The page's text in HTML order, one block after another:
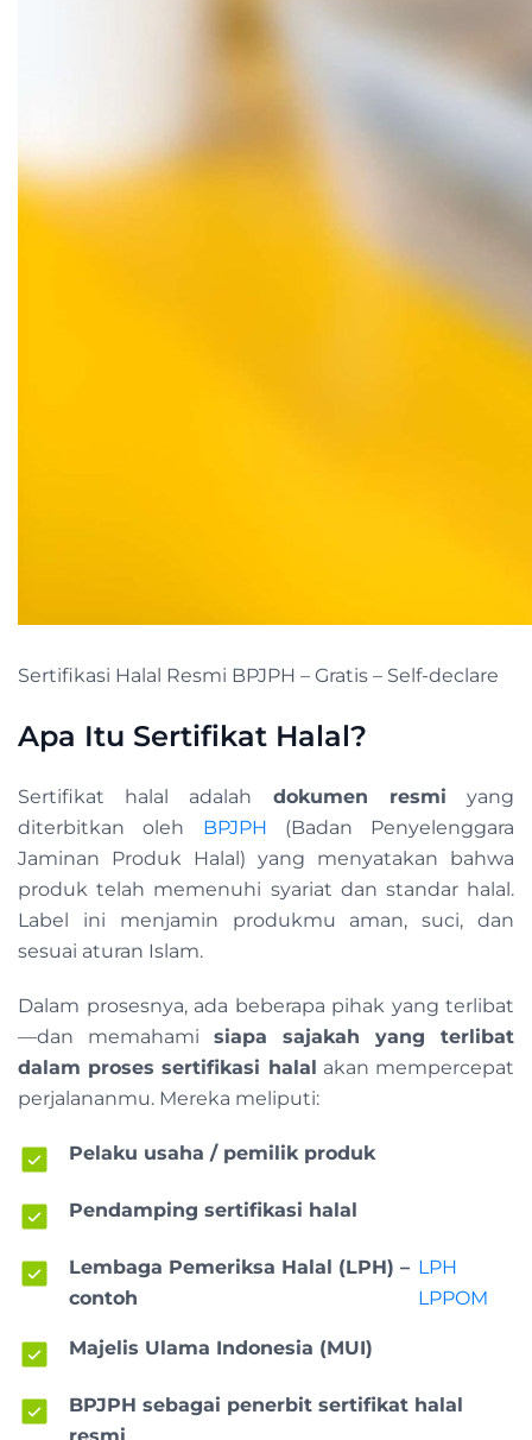
Sertifikasi Halal Resmi BPJPH – Gratis – Self-declare
Apa Itu Sertifikat Halal?
Sertifikat halal adalah dokumen resmi yang
diterbitkan oleh BPJPH (Badan Penyelenggara
Jaminan Produk Halal) yang menyatakan bahwa
produk telah memenuhi syariat dan standar halal.
Label ini menjamin produkmu aman, suci, dan
sesuai aturan Islam.
Dalam prosesnya, ada beberapa pihak yang terlibat
—dan memahami siapa sajakah yang terlibat
dalam proses sertifikasi halal akan mempercepat
perjalananmu. Mereka meliputi:
Pelaku usaha / pemilik produk
Pendamping sertifikasi halal
Lembaga Pemeriksa Halal (LPH) –
contoh
LPH
LPPOM
Majelis Ulama Indonesia (MUI)
BPJPH sebagai penerbit sertifikat halal